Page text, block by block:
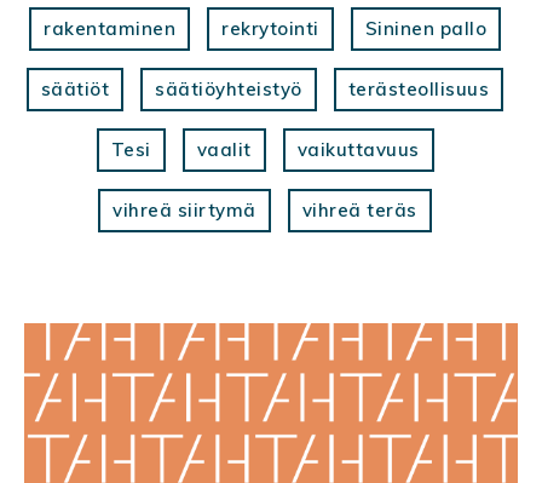
rakentaminen rekrytointi Sininen pallo
säätiöt säätiöyhteistyö terästeollisuus
Tesi vaalit vaikuttavuus
vihreä siirtymä vihreä teräs